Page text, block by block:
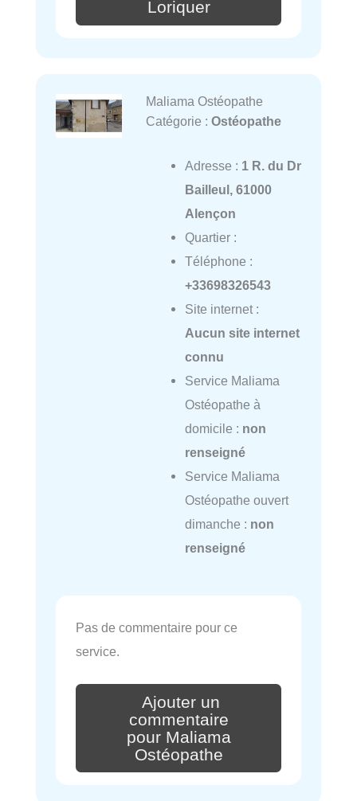
Loriquer
Maliama Ostéopathe
Catégorie : Ostéopathe
Adresse : 1 R. du Dr
Bailleul, 61000
Alençon
Quartier :
Téléphone :
+33698326543
Site internet :
Aucun site internet
connu
Service Maliama
Ostéopathe à
domicile : non
renseigné
Service Maliama
Ostéopathe ouvert
dimanche : non
renseigné
Pas de commentaire pour ce
service.
Ajouter un
commentaire
pour Maliama
Ostéopathe